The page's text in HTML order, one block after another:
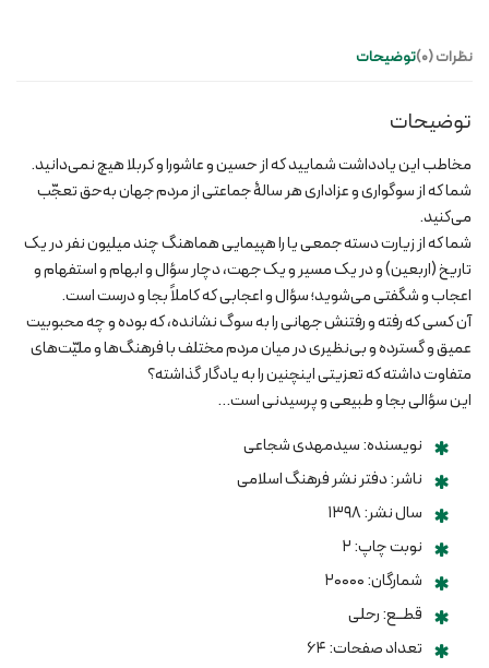
توضیحات نظرات (0)
توضیحات
مخاطب این یادداشت شمایید که از حسین و عاشورا و کربلا هیچ نمی‌دانید.
شما که از سوگواری و عزاداری هر سالۀ جماعتی از مردم جهان به‌حق تعجّب
می‌کنید.
شما که از زیارت دسته جمعی یا را هپیمایی هماهنگ چند میلیون نفر در یک
تاریخ (اربعین) و در یک مسیر و یک جهت، دچار سؤال و ابهام و استفهام و
اعجاب و شگفتی می‌شوید؛ سؤال و اعجابی که کاملاً بجا و درست است.
آن کسی که رفته و رفتنش جهانی را به سوگ نشانده، که بوده و چه محبوبیت
عمیق و گسترده و بی‌نظیری در میان مردم مختلف با فرهنگ‌ها و ملیّت‌های
متفاوت داشته که تعزیتی اینچنین را به یادگار گذاشته؟
این سؤالی بجا و طبیعی و پرسیدنی است…
نویسنده: سیدمهدی شجاعی
ناشر: دفتر نشر فرهنگ اسلامی
سال نشر: ۱۳۹۸
نوبت چاپ: ۲
شمارگان: ۲۰۰۰۰
قطــع: رحلی
تعداد صفحات: ۶۴